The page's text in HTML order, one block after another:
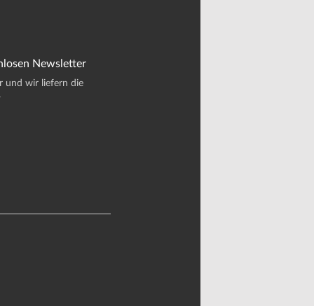
Newsletter
und wir liefern die